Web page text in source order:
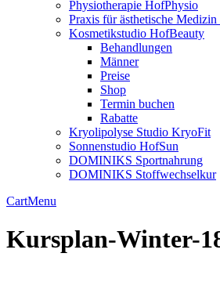
Physiotherapie HofPhysio
Praxis für ästhetische
Kosmetikstudio HofBeauty
Behandlungen
Männer
Preise
Shop
Termin buchen
Rabatte
Kryolipolyse Studio KryoFit
Sonnenstudio HofSun
DOMINIKS Sportnahrung
DOMINIKS Stoffwechselkur
CartMenu
Kursplan-Winter-